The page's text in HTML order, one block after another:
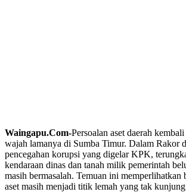
Waingapu.Com-Persoalan aset daerah
wajah lamanya di Sumba Timur. Dalam Rakor
pencegahan korupsi yang digelar KPK,
kendaraan dinas dan tanah milik pemerintah
masih bermasalah. Temuan ini memperlihatkan
aset masih menjadi titik lemah yang tak